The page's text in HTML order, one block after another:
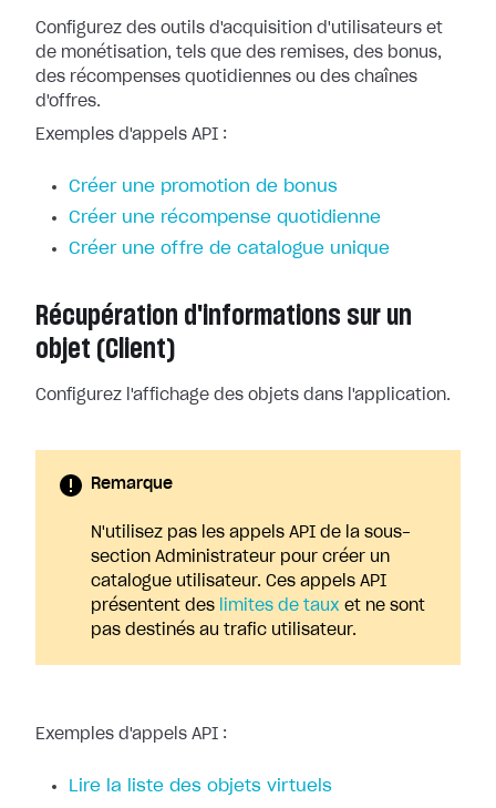
Configurez des outils d'acquisition d'utilisateurs et
de monétisation, tels que des remises, des bonus,
des récompenses quotidiennes ou des chaînes
d'offres.
Exemples d'appels API :
Créer une promotion de bonus
Créer une récompense quotidienne
Créer une offre de catalogue unique
Récupération d'informations sur un
objet (Client)
Configurez l'affichage des objets dans l'application.
Remarque
N'utilisez pas les appels API de la sous-
section Administrateur pour créer un
catalogue utilisateur. Ces appels API
présentent des
limites de taux et ne sont
pas destinés au trafic utilisateur.
Exemples d'appels API :
Lire la liste des objets virtuels